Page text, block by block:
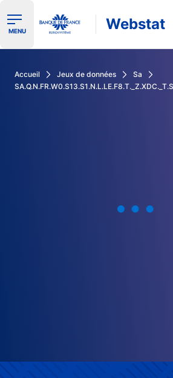
Ouvrir le menu de navigation
MENU Webstat
Accueil Jeux de données
Sa